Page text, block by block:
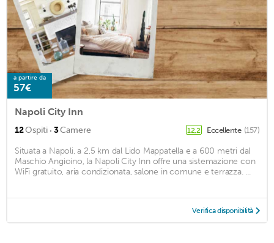
a partire da
57€
Napoli City Inn
12Ospiti · 3Camere 12,2 Eccellente (157)
Situata a Napoli, a 2,5 km dal Lido Mappatella e a 600 metri dal
Maschio Angioino, la Napoli City Inn offre una sistemazione con
WiFi gratuito, aria condizionata, salone in comune e terrazza. ...
Verifica disponibilità